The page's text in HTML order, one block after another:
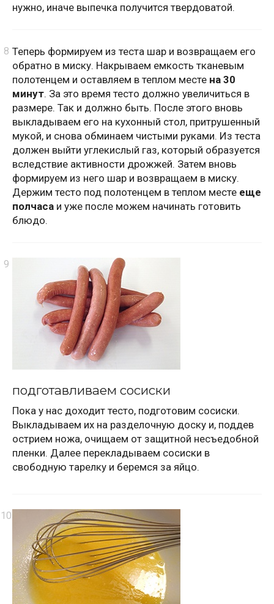
нужно, иначе выпечка получится твердоватой.
Теперь формируем из теста шар и возвращаем его
обратно в миску. Накрываем емкость тканевым
полотенцем и оставляем в теплом месте на 30
минут. За это время тесто должно увеличиться в
размере. Так и должно быть. После этого вновь
выкладываем его на кухонный стол, притрушенный
мукой, и снова обминаем чистыми руками. Из теста
должен выйти углекислый газ, который образуется
вследствие активности дрожжей. Затем вновь
формируем из него шар и возвращаем в миску.
Держим тесто под полотенцем в теплом месте еще
полчаса и уже после можем начинать готовить
блюдо.
подготавливаем сосиски
Пока у нас доходит тесто, подготовим сосиски.
Выкладываем их на разделочную доску и, поддев
острием ножа, очищаем от защитной несъедобной
пленки. Далее перекладываем сосиски в
свободную тарелку и беремся за яйцо.